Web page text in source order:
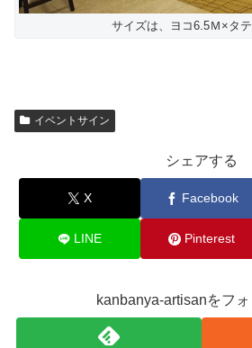
サイズは、ヨコ6.5Ｍ×タ
イベントサイン
シェアする
X Facebook
LINE Pinterest
kanbanya-artisanをフ